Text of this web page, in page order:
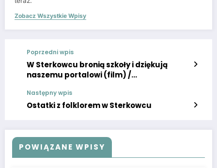
Zobacz Wszystkie Wpisy
Poprzedni wpis
W Sterkowcu bronią szkoły i dziękują
naszemu portalowi (film) /
Następny wpis
Ostatki z folklorem w Sterkowcu
POWIĄZANE WPISY